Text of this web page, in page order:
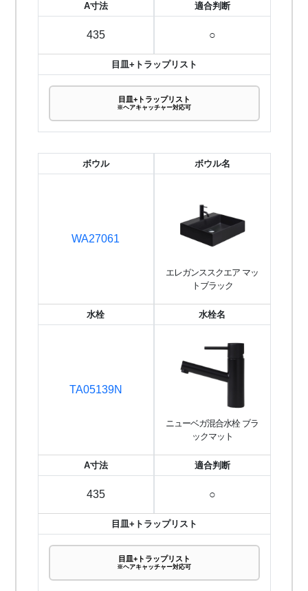
A寸法
435
適合判断
○
目皿+トラップリスト
目皿+トラップリスト
※ヘアキャッチャー対応可
ボウル
WA27061
ボウル名
エレガンススクエア マッ
トブラック
水栓
TA05139N
水栓名
ニューベガ混合水栓 ブラ
ックマット
A寸法
435
適合判断
○
目皿+トラップリスト
目皿+トラップリスト
※ヘアキャッチャー対応可